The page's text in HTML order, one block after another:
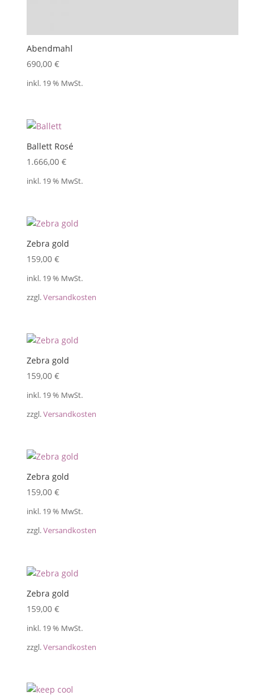
Abendmahl
690,00 €
inkl. 19 % MwSt.
Ballett Rosé
1.666,00 €
inkl. 19 % MwSt.
Zebra gold
159,00 €
inkl. 19 % MwSt.
zzgl.Versandkosten
Zebra gold
159,00 €
inkl. 19 % MwSt.
zzgl.Versandkosten
Zebra gold
159,00 €
inkl. 19 % MwSt.
zzgl.Versandkosten
Zebra gold
159,00 €
inkl. 19 % MwSt.
zzgl.Versandkosten